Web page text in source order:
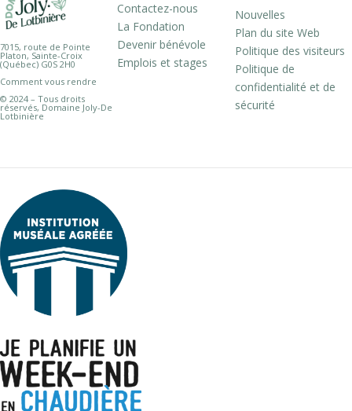
7015, route de Pointe
Platon, Sainte-Croix
(Québec) G0S 2H0
Comment vous rendre
© 2024 – Tous droits
réservés, Domaine Joly-De
Lotbinière
Contactez-nous
La Fondation
Devenir bénévole
Emplois et stages
Nouvelles
Plan du site Web
Politique des visiteurs
Politique de
confidentialité et de
sécurité